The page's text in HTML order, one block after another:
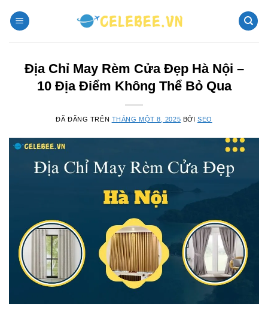
đến
Địa Chỉ May Rèm Cửa Đẹp Hà Nội –
10 Địa Điểm Không Thể Bỏ Qua
ĐÃ ĐĂNG TRÊN THÁNG MỘT 8, 2025 BỞI SEO